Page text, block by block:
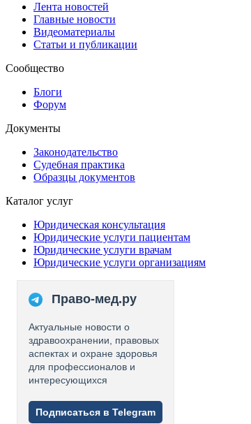
Лента новостей
Главные новости
Видеоматериалы
Статьи и публикации
Сообщество
Блоги
Форум
Документы
Законодательство
Судебная практика
Образцы документов
Каталог услуг
Юридическая консультация
Юридические услуги пациентам
Юридические услуги врачам
Юридические услуги организациям
Право-мед.ру
Актуальные новости о
здравоохранении, правовых
аспектах и охране здоровья
для профессионалов и
интересующихся
Подписаться в Telegram